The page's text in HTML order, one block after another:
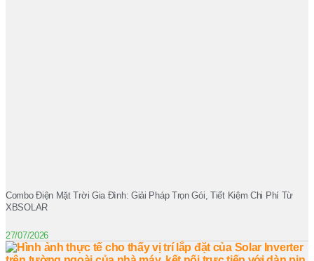
Combo Điện Mặt Trời Gia Đình: Giải Pháp Trọn Gói, Tiết Kiệm Chi Phí Từ
XBSOLAR
27/07/2026